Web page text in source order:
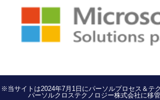
※当サイトは2024年7月1日にパーソルプロセス＆テ
パーソルクロステクノロジー株式会社に移管